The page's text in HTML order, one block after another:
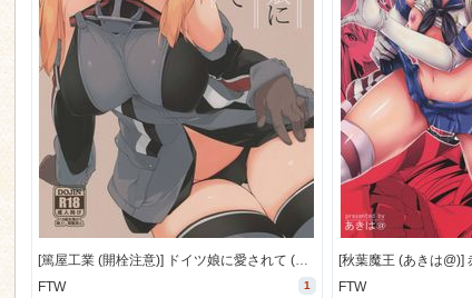
[篤屋工業 (開栓注意)] ドイツ娘に愛されて (艦隊これくしょん -艦これ-) [18M]
1
FTW FTW